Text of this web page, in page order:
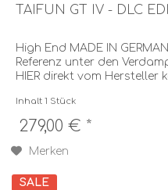
TAIFUN GT IV - DLC
High End MADE IN
Referenz unter den
HIER direkt vom Hersteller
Inhalt1 Stück
279,00 € *
Merken
SALE